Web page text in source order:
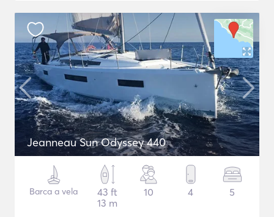
Jeanneau Sun Odyssey 440
Barca a vela
43 ft
13 m
10 4 5